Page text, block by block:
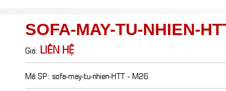
SOFA-MAY-TU-NHIEN-
Giá: LIÊN HỆ
Mã SP: sofa-may-tu-nhien-HTT - M26